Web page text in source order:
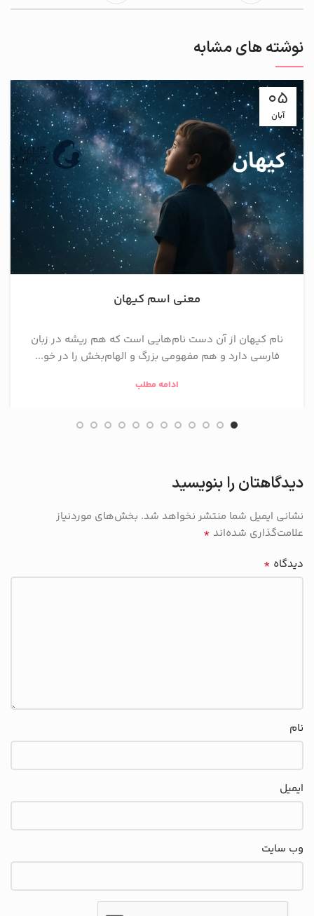
نوشته های مشابه
05
آبان
معنی اسم کیهان
نام کیهان از آن دست نام‌هایی است که هم ریشه در زبان
فارسی دارد و هم مفهومی بزرگ و الهام‌بخش را در خو...
ادامه مطلب
دیدگاهتان را بنویسید
نشانی ایمیل شما منتشر نخواهد شد. بخش‌های موردنیاز
علامت‌گذاری شده‌اند *
دیدگاه *
نام
ایمیل
وب‌ سایت